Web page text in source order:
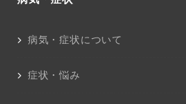
病気・症状について
症状・悩み